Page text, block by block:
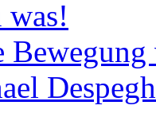
was!